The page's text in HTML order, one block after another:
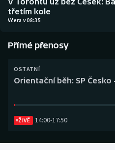
Biatlon
Box
Curling
Florbal
Futsal
Aplikace ČT sport
třetím kole
Včera v 08:35
Přímé přenosy
OSTATNÍ
Orientační běh: SP
ŽIVĚ 14:00-17:50